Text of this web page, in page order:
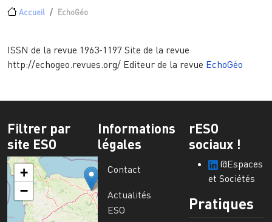
Fil d'Ariane
Accueil EchoGéo
ISSN de la revue 1963-1197 Site de la revue
http://echogeo.revues.org/ Editeur de la revue EchoGéo
Filtrer par
site ESO
+
−
Informations
légales
Contact
Actualités
ESO
rESO
sociaux !
@Espaces
et Sociétés
Pratiques